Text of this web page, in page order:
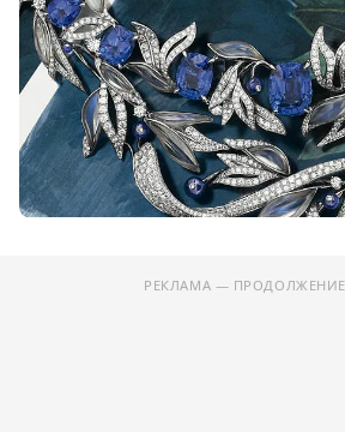
РЕКЛАМА —